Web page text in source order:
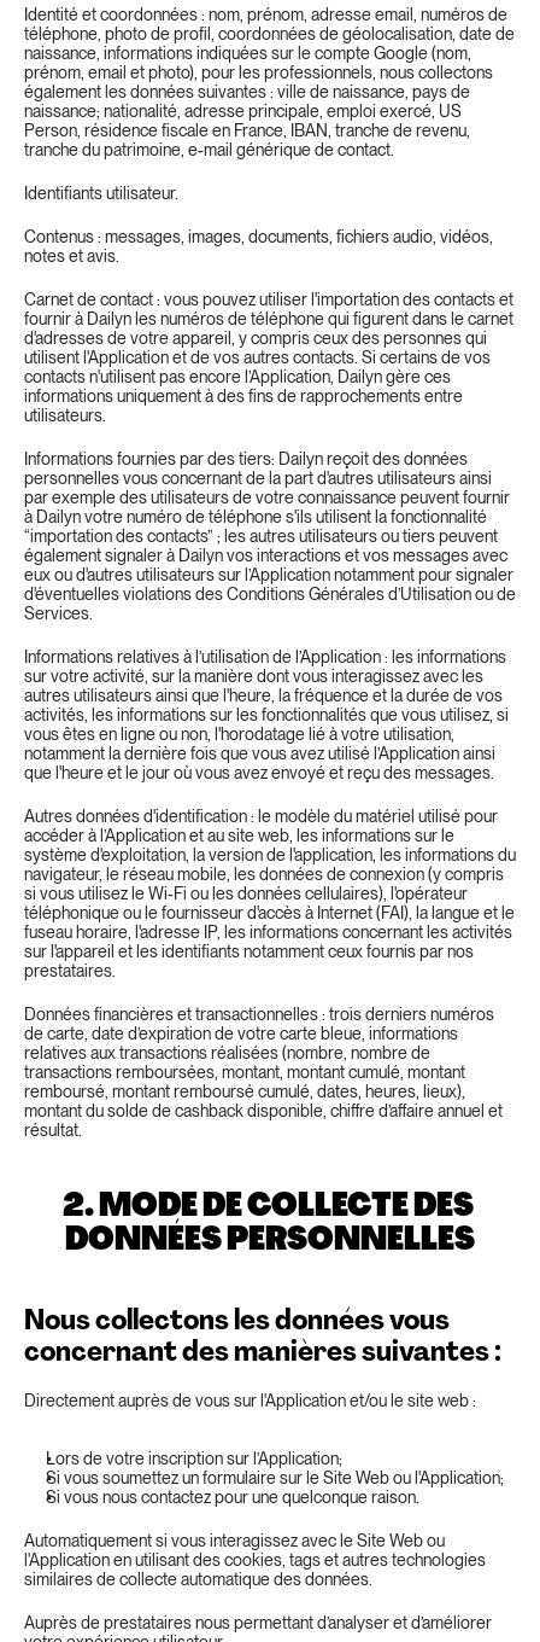
Identité et coordonnées : nom, prénom, adresse email, numéros de
téléphone, photo de profil, coordonnées de géolocalisation, date de
naissance, informations indiquées sur le compte Google (nom,
prénom, email et photo), pour les professionnels, nous collectons
également les données suivantes : ville de naissance, pays de
naissance; nationalité, adresse principale, emploi exercé, US
Person, résidence fiscale en France, IBAN, tranche de revenu,
tranche du patrimoine, e-mail générique de contact.
Identifiants utilisateur.
Contenus : messages, images, documents, fichiers audio, vidéos,
notes et avis.
Carnet de contact : vous pouvez utiliser l'importation des contacts et
fournir à Dailyn les numéros de téléphone qui figurent dans le carnet
d'adresses de votre appareil, y compris ceux des personnes qui
utilisent l'Application et de vos autres contacts. Si certains de vos
contacts n'utilisent pas encore l’Application, Dailyn gère ces
informations uniquement à des fins de rapprochements entre
utilisateurs.
Informations fournies par des tiers: Dailyn reçoit des données
personnelles vous concernant de la part d'autres utilisateurs ainsi
par exemple des utilisateurs de votre connaissance peuvent fournir
à Dailyn votre numéro de téléphone s'ils utilisent la fonctionnalité
“importation des contacts” ; les autres utilisateurs ou tiers peuvent
également signaler à Dailyn vos interactions et vos messages avec
eux ou d'autres utilisateurs sur l’Application notamment pour signaler
d'éventuelles violations des Conditions Générales d’Utilisation ou de
Services.
Informations relatives à l’utilisation de l’Application : les informations
sur votre activité, sur la manière dont vous interagissez avec les
autres utilisateurs ainsi que l'heure, la fréquence et la durée de vos
activités, les informations sur les fonctionnalités que vous utilisez, si
vous êtes en ligne ou non, l'horodatage lié à votre utilisation,
notamment la dernière fois que vous avez utilisé l’Application ainsi
que l'heure et le jour où vous avez envoyé et reçu des messages.
Autres données d'identification : le modèle du matériel utilisé pour
accéder à l’Application et au site web, les informations sur le
système d'exploitation, la version de l'application, les informations du
navigateur, le réseau mobile, les données de connexion (y compris
si vous utilisez le Wi-Fi ou les données cellulaires), l'opérateur
téléphonique ou le fournisseur d'accès à Internet (FAI), la langue et le
fuseau horaire, l'adresse IP, les informations concernant les activités
sur l'appareil et les identifiants notamment ceux fournis par nos
prestataires.
Données financières et transactionnelles : trois derniers numéros
de carte, date d’expiration de votre carte bleue, informations
relatives aux transactions réalisées (nombre, nombre de
transactions remboursées, montant, montant cumulé, montant
remboursé, montant remboursé cumulé, dates, heures, lieux),
montant du solde de cashback disponible, chiffre d’affaire annuel et
résultat.
2. MODE DE COLLECTE DES
DONNÉES PERSONNELLES
Nous collectons les données vous
concernant des manières suivantes :
Directement auprès de vous sur l'Application et/ou le site web :
Lors de votre inscription sur l’Application;
Si vous soumettez un formulaire sur le Site Web ou l'Application;
Si vous nous contactez pour une quelconque raison.
Automatiquement si vous interagissez avec le Site Web ou
l'Application en utilisant des cookies, tags et autres technologies
similaires de collecte automatique des données.
Auprès de prestataires nous permettant d’analyser et d’améliorer